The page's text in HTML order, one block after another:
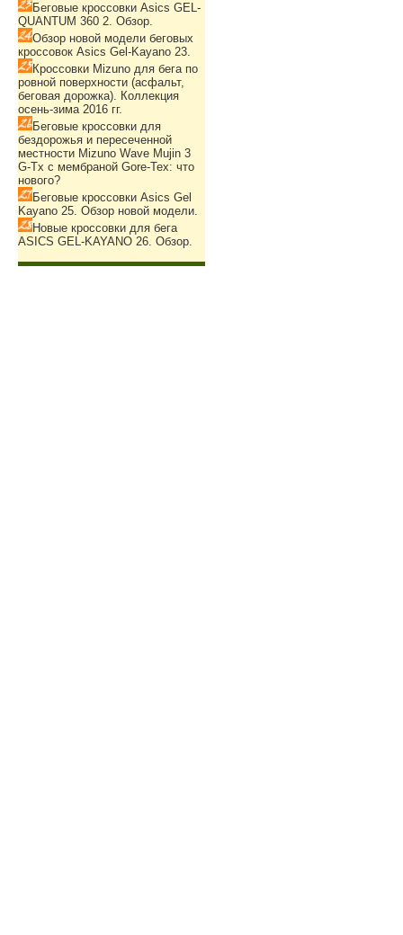
Беговые кроссовки Asics GEL-
QUANTUM 360 2. Обзор.
Обзор новой модели беговых
кроссовок Asics Gel-Kayano 23.
Кроссовки Mizuno для бега по
ровной поверхности (асфальт,
беговая дорожка). Коллекция
осень-зима 2016 гг.
Беговые кроссовки для
бездорожья и пересеченной
местности Mizuno Wave Mujin 3
G-Tx с мембраной Gore-Tex: что
нового?
Беговые кроссовки Asics Gel
Kayano 25. Обзор новой модели.
Новые кроссовки для бега
ASICS GEL-KAYANO 26. Обзор.